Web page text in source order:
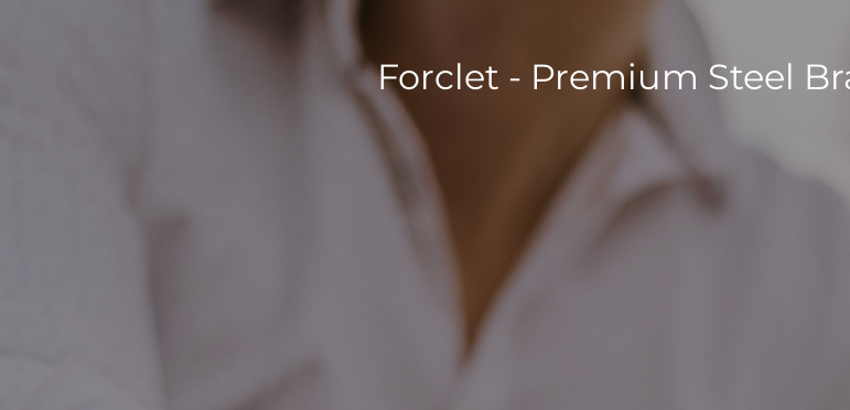
Forclet - Premium Steel